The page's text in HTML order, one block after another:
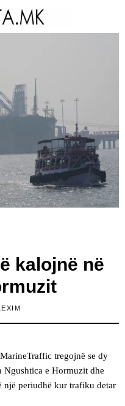
kalojnë në
tregojnë se dy
Ngushtica e Hormuzit dhe
një periudhë kur trafiku detar